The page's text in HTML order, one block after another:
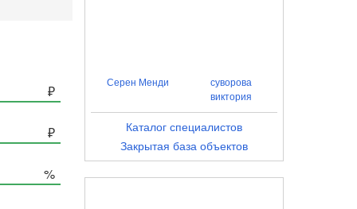
Серен Менди
суворова
виктория
Каталог специалистов
Закрытая база объектов